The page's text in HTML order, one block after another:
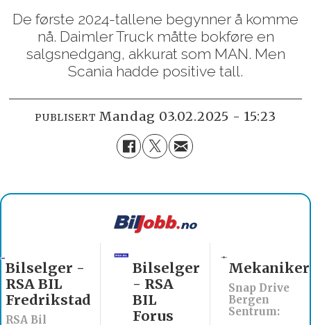
De første 2024-tallene begynner å komme
nå. Daimler Truck måtte bokføre en
salgsnedgang, akkurat som MAN. Men
Scania hadde positive tall.
PUBLISERT mandag 03.02.2025 - 15:23
Bilselger
- RSA
BIL
Forus
Snap Drive
Bergen
Sentrum:
Mekaniker
Billakkerer
søkes til
Werksta
Åsane